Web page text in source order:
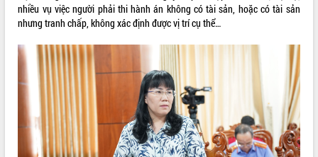
Đề án 06 tạo bước ngoặt đột phá trong
cải cách hành chính tỉnh Đắk Lắk
Kết nối tour, đẩy mạnh chuyển đổi số
để phát triển du lịch Đắk Lắk
Khởi động Dự án Đầu tư xây dựng hạ
tầng kỹ thuật Cụm công nghiệp Tân
Tiến
Gặp mặt các cơ quan báo chí nhân Kỷ
niệm 101 năm Ngày Báo chí Cách
mạng Việt Nam
nhiều vụ việc người phải thi hành án không có tài sản, hoặc có tài sản
nhưng tranh chấp, không xác định được vị trí cụ thể…